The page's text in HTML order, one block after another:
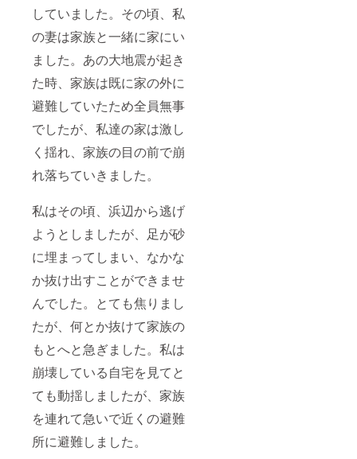
していました。その頃、私
の妻は家族と一緒に家にい
ました。あの大地震が起き
た時、家族は既に家の外に
避難していたため全員無事
でしたが、私達の家は激し
く揺れ、家族の目の前で崩
れ落ちていきました。
私はその頃、浜辺から逃げ
ようとしましたが、足が砂
に埋まってしまい、なかな
か抜け出すことができませ
んでした。とても焦りまし
たが、何とか抜けて家族の
もとへと急ぎました。私は
崩壊している自宅を見てと
ても動揺しましたが、家族
を連れて急いで近くの避難
所に避難しました。